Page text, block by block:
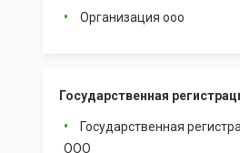
Организация ооо
Государственная
Государственная
ООО